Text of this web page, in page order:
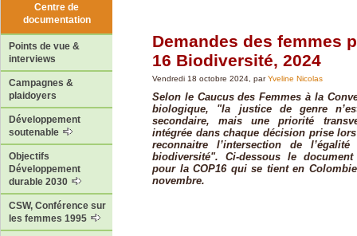
Centre de
documentation
Points de vue &
interviews
Campagnes &
plaidoyers
Développement
soutenable
Objectifs
Développement
durable 2030
CSW, Conférence sur
les femmes 1995
Demandes des femmes
16 Biodiversité, 2024
Vendredi 18 octobre 2024, parYveline Nicolas
Selon le Caucus des Femmes à la
biologique, "la justice de genre
secondaire, mais une priorité
intégrée dans chaque décision prise
reconnaitre l’intersection de
biodiversité". Ci-dessous le
pour la COP16 qui se tient en
novembre.